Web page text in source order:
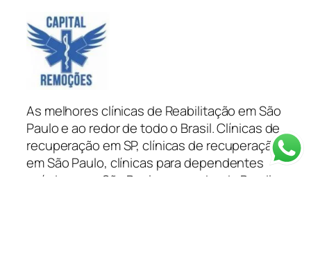
As melhores clínicas de Reabilitação em São
Paulo e ao redor de todo o Brasil. Clínicas de
recuperação em SP, clínicas de recuperação
em São Paulo, clínicas para dependentes
químicos em São Paulo e ao redor do Brasil